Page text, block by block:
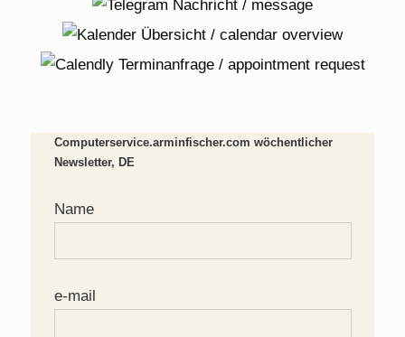
Computerservice.arminfischer.com wöchentlicher
Newsletter, DE
Name
e-mail